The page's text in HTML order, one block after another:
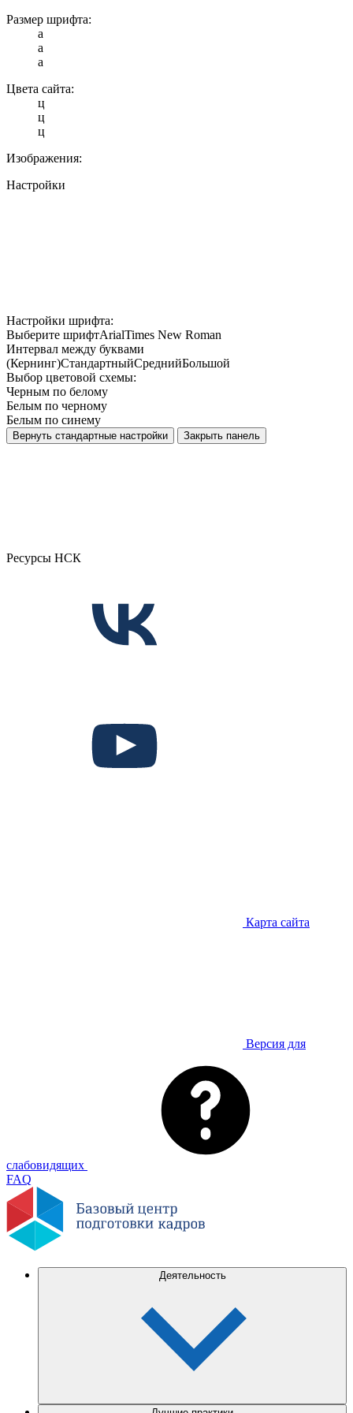
Размер шрифта:
a
a
a
Цвета сайта:
ц
ц
ц
Изображения:
Настройки
Настройки шрифта:
Выберите шрифтArialTimes New Roman
Интервал между буквами
(Кернинг)СтандартныйСреднийБольшой
Выбор цветовой схемы:
Черным по белому
Белым по черному
Белым по синему
Вернуть стандартные настройки Закрыть панель
Ресурсы НСК
Карта сайта
Версия для
слабовидящих
FAQ
Деятельность